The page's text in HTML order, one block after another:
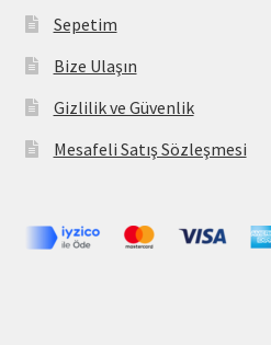
Sepetim
Bize Ulaşın
Gizlilik ve Güvenlik
Mesafeli Satış Sözleşmesi